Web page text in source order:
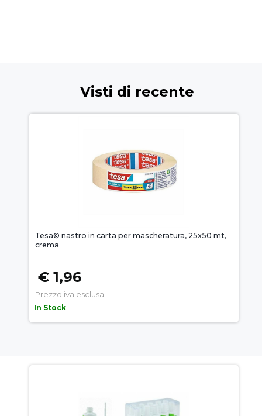
Visti di recente
Tesa© nastro in carta per mascheratura, 25x50 mt,
crema
€ 1,96
Prezzo iva esclusa
In Stock
SUCCESSO